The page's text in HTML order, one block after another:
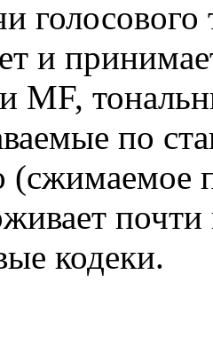
голосового
и
MF,
по
(сжимаемое
почти
кодеки.